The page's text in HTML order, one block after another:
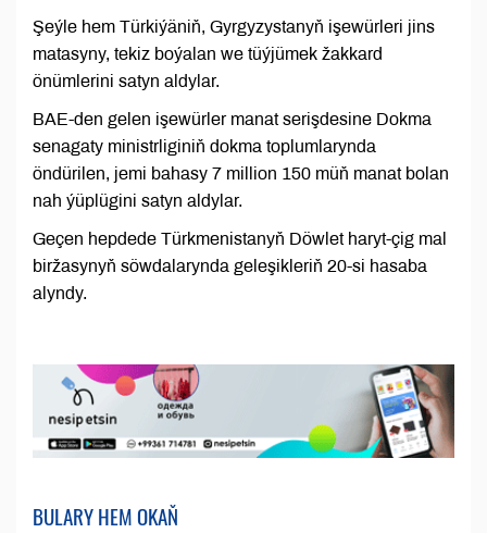
Şeýle hem Türkiýäniň, Gyrgyzystanyň işewürleri jins
matasyny, tekiz boýalan we tüýjümek žakkard
önümlerini satyn aldylar.
BAE-den gelen işewürler manat serişdesine Dokma
senagaty ministrliginiň dokma toplumlarynda
öndürilen, jemi bahasy 7 million 150 müň manat bolan
nah ýüplügini satyn aldylar.
Geçen hepdede Türkmenistanyň Döwlet haryt-çig mal
biržasynyň söwdalarynda geleşikleriň 20-si hasaba
alyndy.
BULARY HEM OKAŇ